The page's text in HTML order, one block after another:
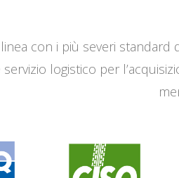
linea con i più severi
logistico per